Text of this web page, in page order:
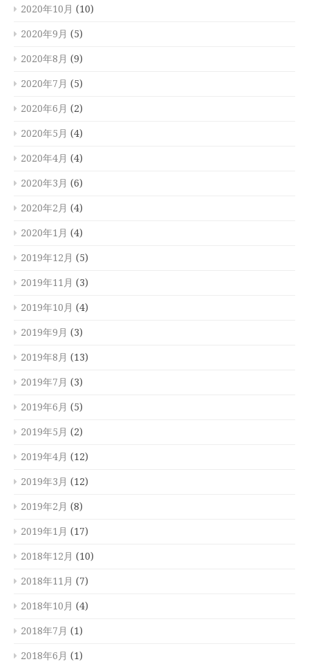
2020年10月 (10)
2020年9月 (5)
2020年8月 (9)
2020年7月 (5)
2020年6月 (2)
2020年5月 (4)
2020年4月 (4)
2020年3月 (6)
2020年2月 (4)
2020年1月 (4)
2019年12月 (5)
2019年11月 (3)
2019年10月 (4)
2019年9月 (3)
2019年8月 (13)
2019年7月 (3)
2019年6月 (5)
2019年5月 (2)
2019年4月 (12)
2019年3月 (12)
2019年2月 (8)
2019年1月 (17)
2018年12月 (10)
2018年11月 (7)
2018年10月 (4)
2018年7月 (1)
2018年6月 (1)